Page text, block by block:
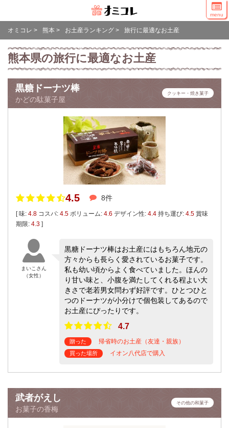
menu
オミコレ > 熊本 > お土産ランキング > 旅行に最適なお土産
熊本県の旅行に最適なお土産
黒糖ドーナツ棒
かどの駄菓子屋
クッキー・焼き菓子
4.5 8件
[ 味: 4.8 コスパ: 4.5 ボリューム: 4.6 デザイン性: 4.4 持ち運び: 4.5 賞味
期限: 4.3 ]
まいこさん
（女性）
黒糖ドーナツ棒はお土産にはもちろん地元の
方々からも長らく愛されているお菓子です。
私も幼い頃からよく食べていました。ほんの
り甘い味と、小腹を満たしてくれる程よい大
きさで老若男女問わず好評です。ひとつひと
つのドーナツが小分けで個包装してあるので
お土産にぴったりです。
4.7
贈った 帰省時のお土産（友達・親族）
買った場所 イオン八代店で購入
武者がえし
お菓子の香梅
その他の和菓子